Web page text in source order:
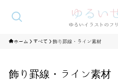
ホーム すべて 飾り罫線・ライン素材
飾り罫線・ライン素材